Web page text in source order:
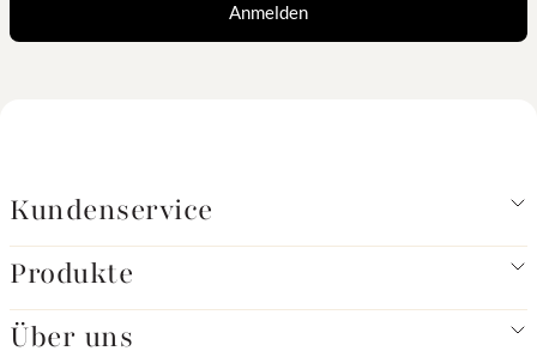
Anmelden
Kundenservice
Produkte
Über uns